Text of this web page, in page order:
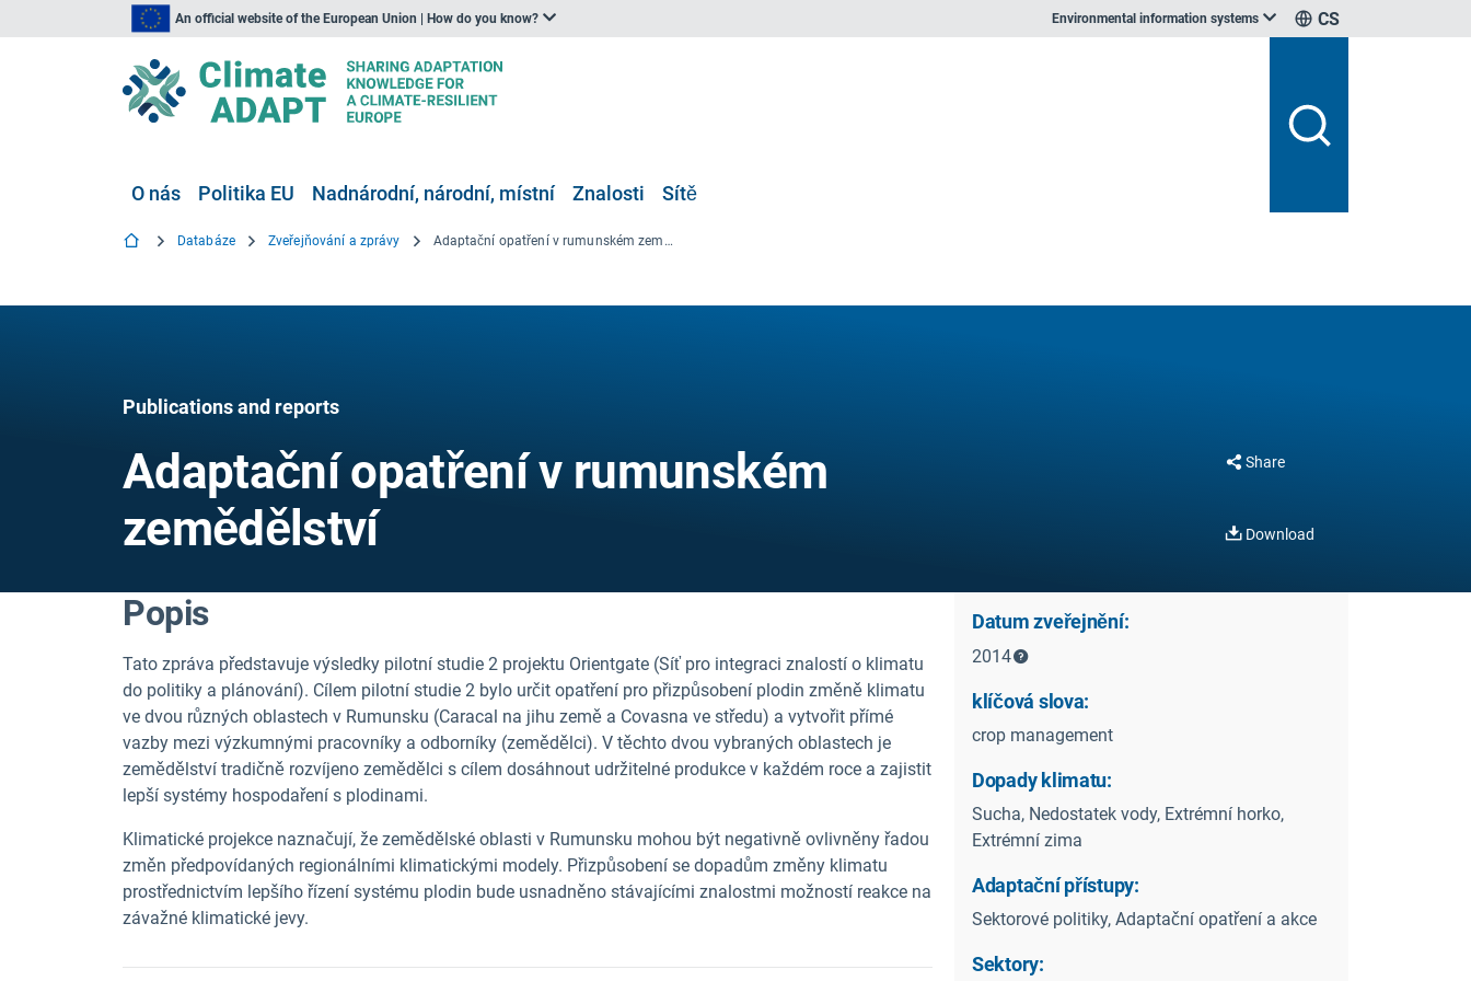
An official website of the European Union | How do you know? Environmental information systems CS
O nás Politika EU Nadnárodní, národní, místní Znalosti Sítě
Databáze Zveřejňování a zprávy Adaptační opatření v rumunském zemědělství
Publications and reports
Adaptační opatření v rumunském
zemědělství
Share
Download
Popis
Tato zpráva představuje výsledky pilotní studie 2 projektu Orientgate (Síť pro integraci znalostí o klimatu
do politiky a plánování). Cílem pilotní studie 2 bylo určit opatření pro přizpůsobení plodin změně klimatu
ve dvou různých oblastech v Rumunsku (Caracal na jihu země a Covasna ve středu) a vytvořit přímé
vazby mezi výzkumnými pracovníky a odborníky (zemědělci). V těchto dvou vybraných oblastech je
zemědělství tradičně rozvíjeno zemědělci s cílem dosáhnout udržitelné produkce v každém roce a zajistit
lepší systémy hospodaření s plodinami.
Klimatické projekce naznačují, že zemědělské oblasti v Rumunsku mohou být negativně ovlivněny řadou
změn předpovídaných regionálními klimatickými modely. Přizpůsobení se dopadům změny klimatu
prostřednictvím lepšího řízení systému plodin bude usnadněno stávajícími znalostmi možností reakce na
závažné klimatické jevy.
Datum zveřejnění:
2014
klíčová slova:
crop management
Dopady klimatu:
Sucha, Nedostatek vody, Extrémní horko,
Extrémní zima
Adaptační přístupy:
Sektorové politiky, Adaptační opatření a akce
Sektory: